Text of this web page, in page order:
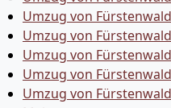
Umzug von
Umzug von
Umzug von
Umzug von
Umzug von